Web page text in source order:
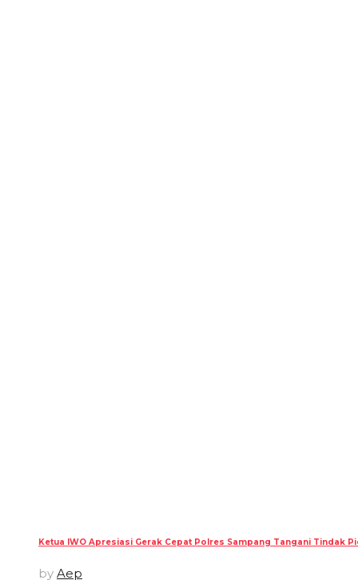
Ketua IWO Apresiasi Gerak Cepat Polres Sampang Tangani Tindak
by Aep